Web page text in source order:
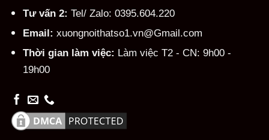
Tư vấn 2: Tel/ Zalo: 0395.604.220
Email: xuongnoithatso1.vn@Gmail.com
Thời gian làm việc: Làm việc T2 - CN: 9h00 -
19h00